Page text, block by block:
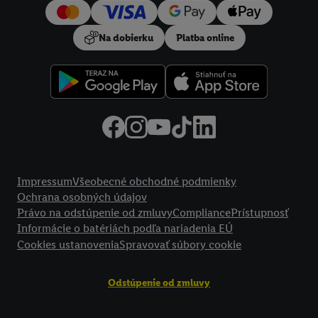
Na dobierku Platba online
ImpressumVšeobecné obchodné podmienky
Ochrana osobných údajov
Právo na odstúpenie od zmluvyCompliancePrístupnosť
Informácie o batériách podľa nariadenia EÚ
Cookies ustanoveniaSpravovať súbory cookie
Odstúpenie od zmluvy
používanie potrebných technológií. Kliknutím na "Súhlasím
vyjadríte súhlas so spracúvaním na všetky vyššie uvedené účely.
Ďalšie informácie vrátane informácií o dobe uchovávania
údajov a Vašom práve kedykoľvek odvolať súhlas s účinnosťou
do budúcnosti nájdete v našichzásadách ochrany osobných
.Imprint nájdete tu.